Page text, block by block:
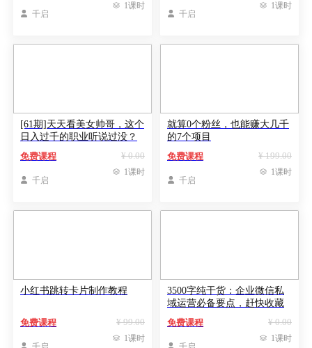
 千启
 1课时
 千启
 1课时
[61期]天天看美女帅哥，这个
日入过千的职业听说过没？
¥ 0.00
免费课程
 千启
 1课时
就算0个粉丝，也能赚大几千
的7个项目
¥ 199.00
免费课程
 千启
 1课时
小红书跳转卡片制作教程
¥ 99.00
免费课程
 1课时
3500字纯干货：企业微信私
域运营必备要点，赶快收藏
¥ 0.00
免费课程
 1课时